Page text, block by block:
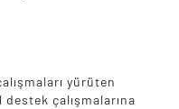
yürüten
çalışmalarına